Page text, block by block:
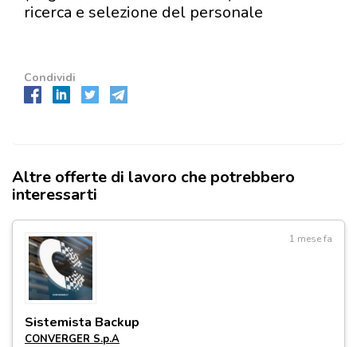
ricerca e selezione del personale
Condividi
Altre offerte di lavoro che potrebbero
interessarti
1 mese fa
Sistemista Backup
CONVERGER S.p.A